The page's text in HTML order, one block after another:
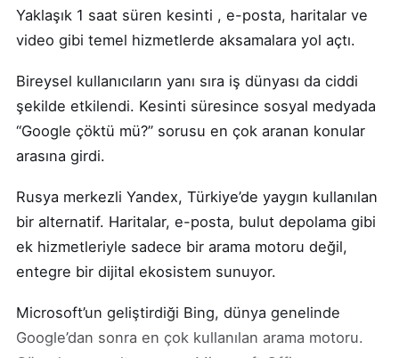
Yaklaşık 1 saat süren kesinti , e-posta, haritalar ve
video gibi temel hizmetlerde aksamalara yol açtı.
Bireysel kullanıcıların yanı sıra iş dünyası da ciddi
şekilde etkilendi. Kesinti süresince sosyal medyada
“Google çöktü mü?” sorusu en çok aranan konular
arasına girdi.
Rusya merkezli Yandex, Türkiye’de yaygın kullanılan
bir alternatif. Haritalar, e-posta, bulut depolama gibi
ek hizmetleriyle sadece bir arama motoru değil,
entegre bir dijital ekosistem sunuyor.
Microsoft’un geliştirdiği Bing, dünya genelinde
Google’dan sonra en çok kullanılan arama motoru.